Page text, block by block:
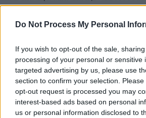
Do Not Process My Personal
If you wish to opt-out of the sale,
processing of your personal or sensitive
targeted advertising by us, please use
section to confirm your selection.
opt-out request is processed you may
interest-based ads based on personal
us or personal information disclosed to
Postarea a redevenit publică după
Concluzia acestei ore de prânz: vreau
de imaginea vie și reală a acestei țări,
înconjoară, de efectele lipsei
normativelor, de drumul pe care
aproape nimeni nu-l repară în acest